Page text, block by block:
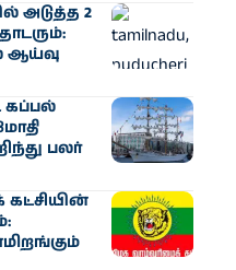
அடுத்த 2
கப்பல்
பலர்
கட்சியின்